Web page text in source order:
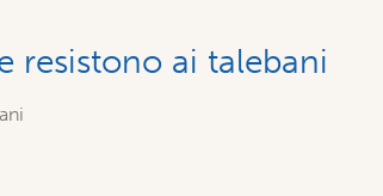
resistono ai talebani